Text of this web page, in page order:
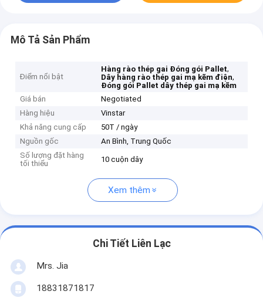
Mô Tả Sản Phẩm
Điểm nổi bật
Hàng rào thép gai Đóng gói Pallet,
Dây hàng rào thép gai mạ kẽm điện,
Đóng gói Pallet dây thép gai mạ kẽm
Giá bán
Negotiated
Hàng hiệu
Vinstar
Khả năng cung cấp
50T / ngày
Nguồn gốc
An Bình, Trung Quốc
Số lượng đặt hàng
tối thiểu
10 cuộn dây
Xem thêm
Chi Tiết Liên Lạc
Mrs. Jia
18831871817